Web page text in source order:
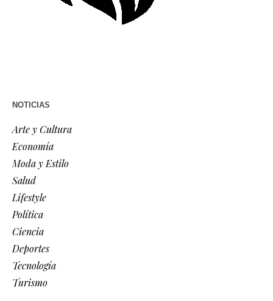
NOTICIAS
Arte y Cultura
Economía
Moda y Estilo
Salud
Lifestyle
Política
Ciencia
Deportes
Tecnología
Turismo